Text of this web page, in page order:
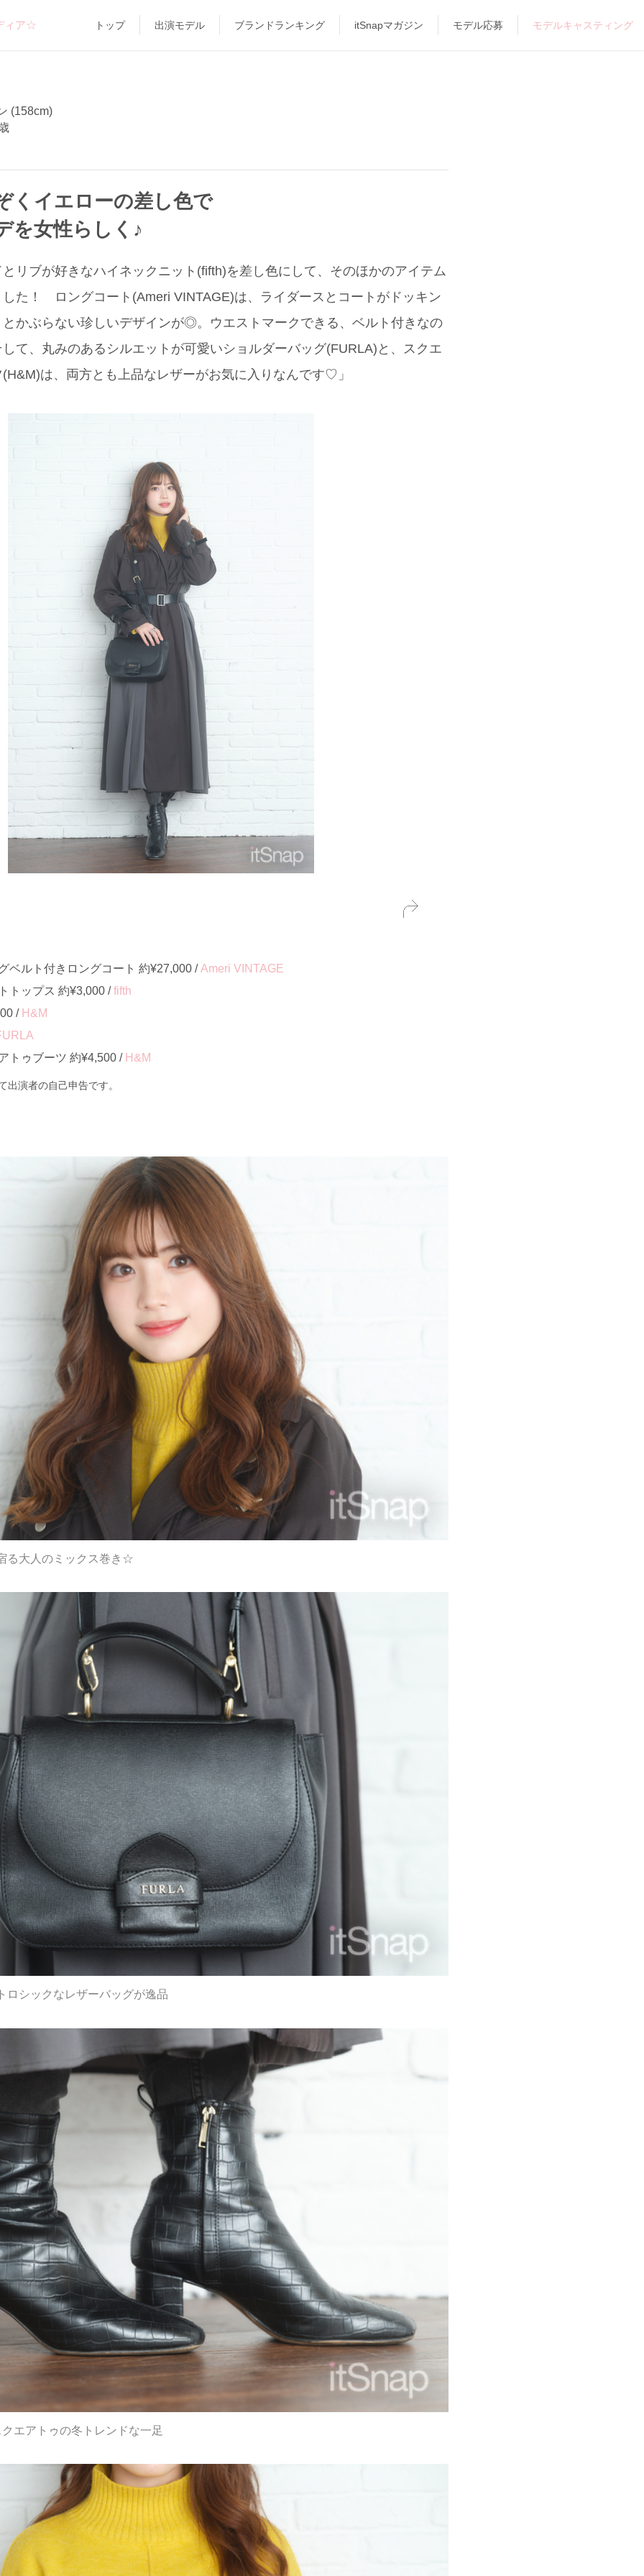
ィア☆ トップ 出演モデル ブランドランキング itSnapマガジン モデル応募 モデルキャスティング
(158cm)
くイエローの差し色で
を女性らしく♪
リブが好きなハイネックニット(fifth)を差し色にして、そのほかのアイテム
た！ ロングコート(Ameri VINTAGE)は、ライダースとコートがドッキン
かぶらない珍しいデザインが◎。ウエストマークできる、ベルト付きなの
、丸みのあるシルエットが可愛いショルダーバッグ(FURLA)と、スクエ
は、両方とも上品なレザーがお気に入りなんです♡」
ベルト付きロングコート 約¥27,000 /Ameri VINTAGE
トップス 約¥3,000 /fifth
/ H&M
トゥブーツ 約¥4,500 / H&M
演者の自己申告です。
る大人のミックス巻き☆
ロシックなレザーバッグが逸品
エアトゥの冬トレンドな一足